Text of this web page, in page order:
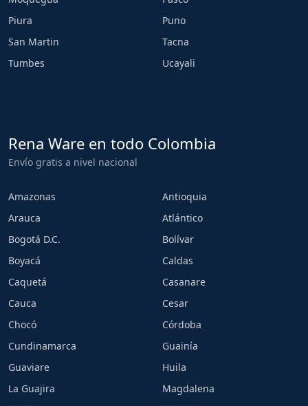
Piura
Puno
San Martin
Tacna
Tumbes
Ucayali
Rena Ware en todo Colombia
Envío gratis a nivel nacional
Amazonas
Antioquia
Arauca
Atlántico
Bogotá D.C.
Bolívar
Boyacá
Caldas
Caquetá
Casanare
Cauca
Cesar
Chocó
Córdoba
Cundinamarca
Guainía
Guaviare
Huila
La Guajira
Magdalena